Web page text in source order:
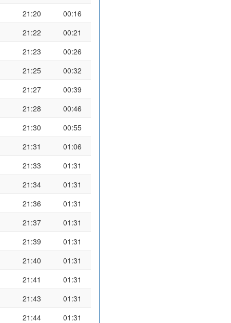
21:20
00:16
21:22
00:21
21:23
00:26
21:25
00:32
21:27
00:39
21:28
00:46
21:30
00:55
21:31
01:06
21:33
01:31
21:34
01:31
21:36
01:31
21:37
01:31
21:39
01:31
21:40
01:31
21:41
01:31
21:43
01:31
21:44
01:31